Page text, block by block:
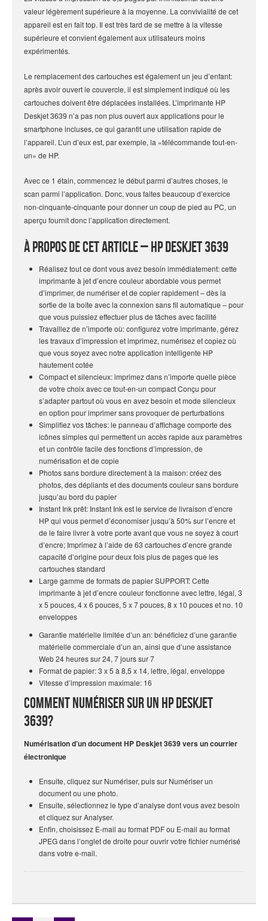
valeur légèrement supérieure à la moyenne. La convivialité de cet
appareil est en fait top. Il est très tard de se mettre à la vitesse
supérieure et convient également aux utilisateurs moins
expérimentés.
Le remplacement des cartouches est également un jeu d’enfant:
après avoir ouvert le couvercle, il est simplement indiqué où les
cartouches doivent être déplacées installées. L’imprimante HP
Deskjet 3639 n’a pas non plus ouvert aux applications pour le
smartphone incluses, ce qui garantit une utilisation rapide de
l’appareil. L’un d’eux est, par exemple, la «télécommande tout-en-
un» de HP.
Avec ce 1 étain, commencez le début parmi d’autres choses, le
scan parmi l’application. Donc, vous faites beaucoup d’exercice
non-cinquante-cinquante pour donner un coup de pied au PC, un
aperçu fournit donc l’application directement.
À propos de cet article – HP Deskjet 3639
Réalisez tout ce dont vous avez besoin immédiatement: cette
imprimante à jet d’encre couleur abordable vous permet
d’imprimer, de numériser et de copier rapidement – dès la
sortie de la boîte avec la connexion sans fil automatique – pour
que vous puissiez effectuer plus de tâches avec facilité
Travaillez de n’importe où: configurez votre imprimante, gérez
les travaux d’impression et imprimez, numérisez et copiez où
que vous soyez avec notre application intelligente HP
hautement cotée
Compact et silencieux: imprimez dans n’importe quelle pièce
de votre choix avec ce tout-en-un compact Conçu pour
s’adapter partout où vous en avez besoin et mode silencieux
en option pour imprimer sans provoquer de perturbations
Simplifiez vos tâches: le panneau d’affichage comporte des
icônes simples qui permettent un accès rapide aux paramètres
et un contrôle facile des fonctions d’impression, de
numérisation et de copie
Photos sans bordure directement à la maison: créez des
photos, des dépliants et des documents couleur sans bordure
jusqu’au bord du papier
Instant Ink prêt: Instant Ink est le service de livraison d’encre
HP qui vous permet d’économiser jusqu’à 50% sur l’encre et
de le faire livrer à votre porte avant que vous ne soyez à court
d’encre; Imprimez à l’aide de 63 cartouches d’encre grande
capacité d’origine pour deux fois plus de pages que les
cartouches standard
Large gamme de formats de papier SUPPORT: Cette
imprimante à jet d’encre couleur fonctionne avec lettre, légal, 3
x 5 pouces, 4 x 6 pouces, 5 x 7 pouces, 8 x 10 pouces et no. 10
enveloppes
Garantie matérielle limitée d’un an: bénéficiez d’une garantie
matérielle commerciale d’un an, ainsi que d’une assistance
Web 24 heures sur 24, 7 jours sur 7
Format de papier: 3 x 5 à 8,5 x 14, lettre, légal, enveloppe
Vitesse d’impression maximale: 16
Comment numériser sur un HP Deskjet
3639?
Numérisation d’un document HP Deskjet 3639 vers un courrier
électronique
Ensuite, cliquez sur Numériser, puis sur Numériser un
document ou une photo.
Ensuite, sélectionnez le type d’analyse dont vous avez besoin
et cliquez sur Analyser.
Enfin, choisissez E-mail au format PDF ou E-mail au format
JPEG dans l’onglet de droite pour ouvrir votre fichier numérisé
dans votre e-mail.